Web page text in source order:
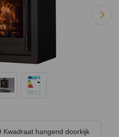
Kwadraat hangend doorkijk